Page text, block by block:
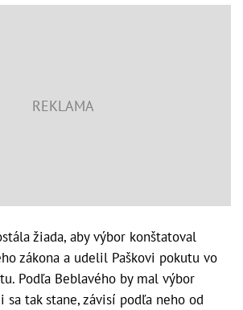
žiada, aby výbor konštatoval
zákona a udelil Paškovi pokutu vo
Podľa Beblavého by mal výbor
sa tak stane, závisí podľa neho od